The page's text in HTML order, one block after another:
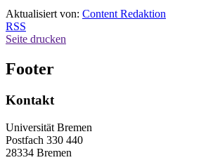
Aktualisiert von: Content Redaktion
RSS
Seite drucken
Footer
Kontakt
Universität Bremen
Postfach 330 440
28334 Bremen